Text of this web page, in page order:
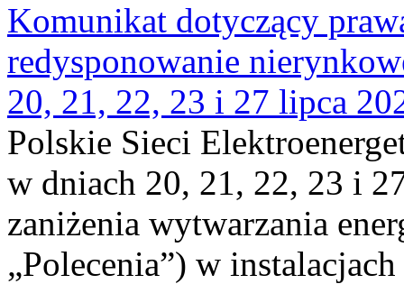
Komunikat dotyczący
redysponowanie
20, 21, 22, 23 i 27 lipca
Polskie Sieci
w dniach 20, 21, 22, 23 i
zaniżenia wytwarzania
„Polecenia”) w